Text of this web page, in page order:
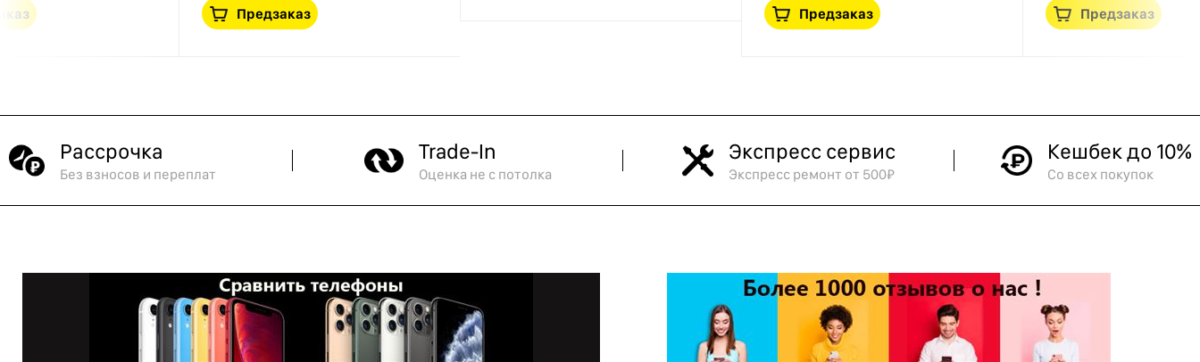
Предзаказ Предзаказ Предзаказ
Рассрочка
Без взносов и переплат
Trade-In
Оценка не с потолка
Экспресс сервис
Экспресс ремонт от 500₽
Кешбек до 10%
Со всех покупок